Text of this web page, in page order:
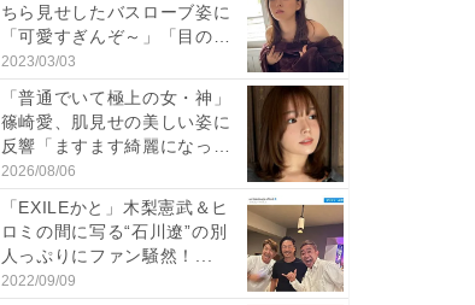
ちら見せしたバスローブ姿に
「可愛すぎんぞ～」「目の表
情...
2023/03/03
「普通でいて極上の女・神」
篠崎愛、肌見せの美しい姿に
反響「ますます綺麗になって
い...
2026/08/06
「EXILEかと」木梨憲武＆ヒ
ロミの間に写る“石川遼”の別
人っぷりにファン騒然！...
2022/09/09